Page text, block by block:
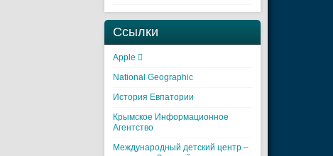
Ссылки
Apple 
National Geographic
История Евпатории
Крымское Информационное
Агентство
Международный детский центр –